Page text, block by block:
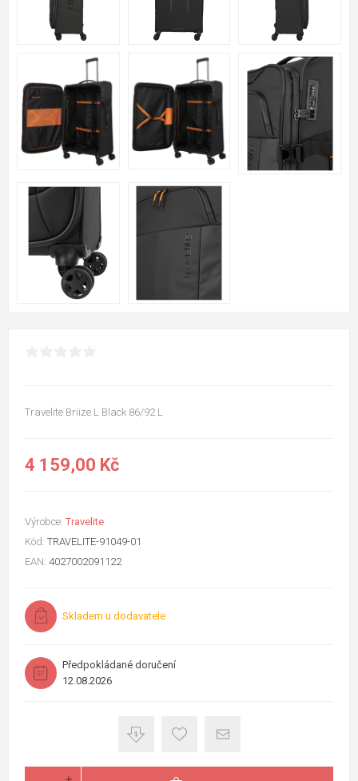
Travelite Briize L Black 86/92 L
4 159,00 Kč
Výrobce: Travelite
Kód: TRAVELITE-91049-01
EAN: 4027002091122
Skladem u dodavatele
Předpokládané doručení
12.08.2026